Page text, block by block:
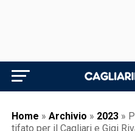
Home » Archivio » 2023 »
tifato per il Cagliari e Gigi